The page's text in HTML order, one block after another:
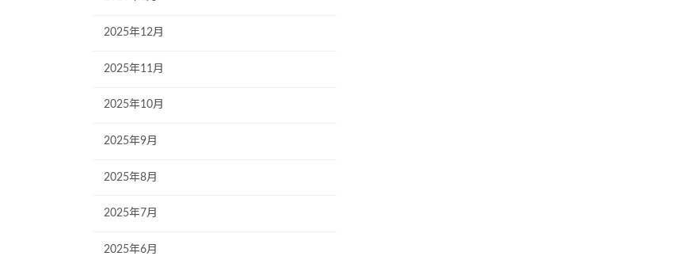
2025年12月
2025年11月
2025年10月
2025年9月
2025年8月
2025年7月
2025年6月